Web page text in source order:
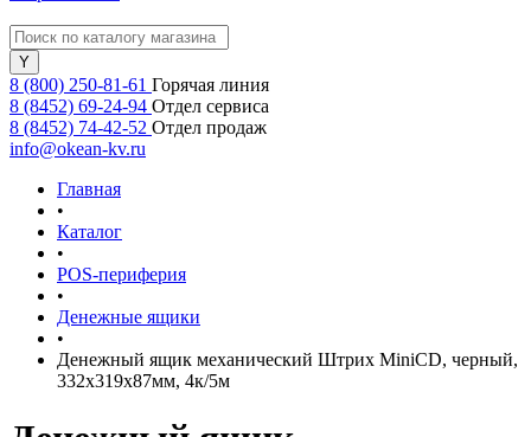
8 (800) 250-81-61 Горячая линия
8 (8452) 69-24-94 Отдел сервиса
8 (8452) 74-42-52 Отдел продаж
info@okean-kv.ru
Главная
•
Каталог
•
POS-периферия
•
Денежные ящики
•
Денежный ящик механический Штрих MiniCD, черный,
332х319х87мм, 4к/5м